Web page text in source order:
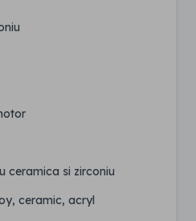
ceramica si zirconiu
ceramic, acryl